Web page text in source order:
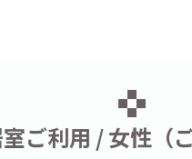
ご利用 / 女性（